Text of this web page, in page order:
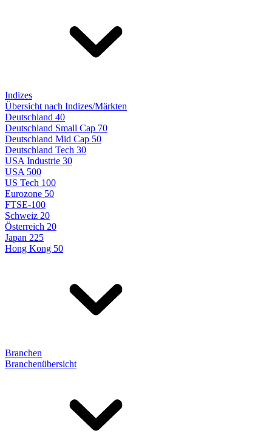
Indizes
Übersicht nach Indizes/Märkten
Deutschland 40
Deutschland Small Cap 70
Deutschland Mid Cap 50
Deutschland Tech 30
USA Industrie 30
USA 500
US Tech 100
Eurozone 50
FTSE-100
Schweiz 20
Österreich 20
Japan 225
Hong Kong 50
Branchen
Branchenübersicht